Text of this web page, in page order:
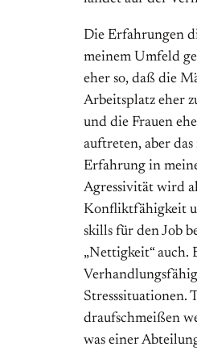
Die Erfahrungen
meinem Umfeld
eher so, daß die
Arbeitsplatz eher
und die Frauen
auftreten, aber
Erfahrung in
Agressivität wird
Konfliktfähigkeit
skills für den Job
„Nettigkeit“ auch.
Stresssituationen.
draufschmeißen
was einer